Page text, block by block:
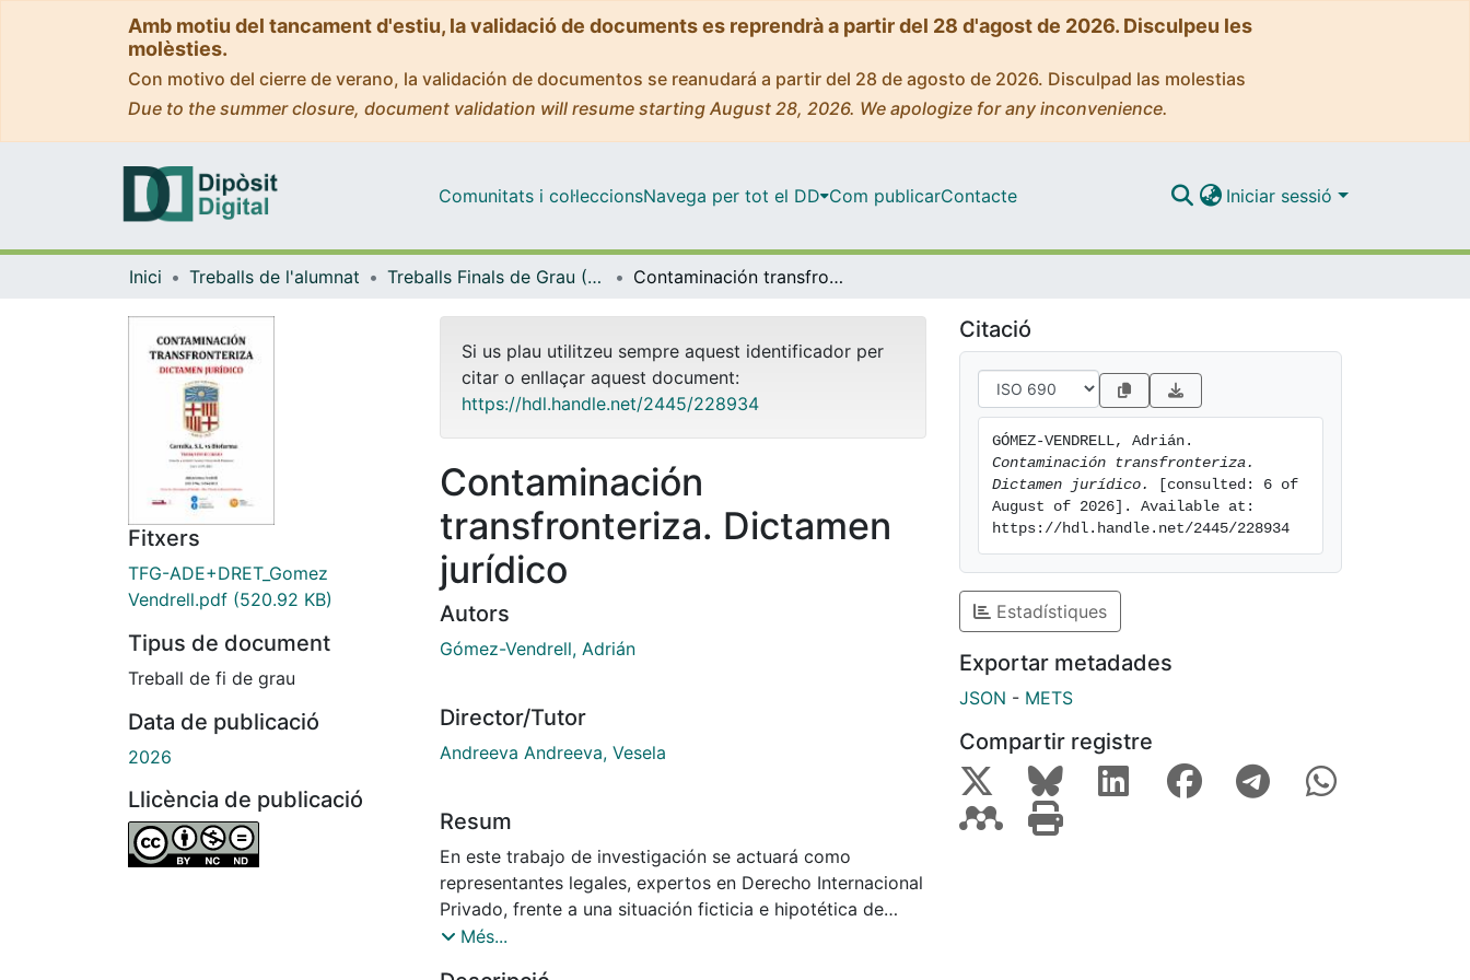
Amb motiu del tancament d'estiu, la validació de documents es reprendrà a partir del 28 d'agost de 2026. Disculpeu les
molèsties.
Con motivo del cierre de verano, la validación de documentos se reanudará a partir del 28 de agosto de 2026. Disculpad las molestias
Due to the summer closure, document validation will resume starting August 28, 2026. We apologize for any inconvenience.
Comunitats i col·leccionsNavega per tot el DD Com publicarContacte Iniciar sessió
Inici Treballs de l'alumnat Treballs Finals de Grau (TFG) - Dret i Administració i Direcció d'Empreses (Doble Grau) Contaminación transfronteriza. Dictamen jurídico
Fitxers
TFG-ADE+DRET_Gomez
Vendrell.pdf (520.92 KB)
Tipus de document
Treball de fi de grau
Data de publicació
2026
Llicència de publicació
Si us plau utilitzeu sempre aquest identificador per
citar o enllaçar aquest document:
https://hdl.handle.net/2445/228934
Contaminación
transfronteriza. Dictamen
jurídico
Autors
Gómez-Vendrell, Adrián
Director/Tutor
Andreeva Andreeva, Vesela
Resum
En este trabajo de investigación se actuará como
representantes legales, expertos en Derecho Internacional
Privado, frente a una situación ficticia e hipotética de
contaminación transfronteriza, que incluye elementos de
Més...
Citació
Contaminación transfronteriza.
Dictamen jurídico.
[consulted: 6 of
August of 2026]. Available at:
https://hdl.handle.net/2445/228934
Estadístiques
Exportar metadades
JSON - METS
Compartir registre